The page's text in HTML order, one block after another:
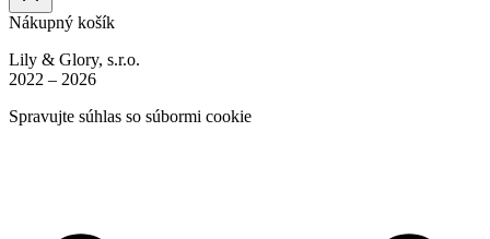
Nákupný košík
Lily & Glory, s.r.o.
2022 – 2026
Spravujte súhlas so súbormi cookie